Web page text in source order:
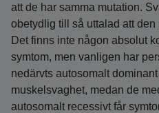
att de har samma mutation.
obetydlig till så uttalad att den
Det finns inte någon absolut
symtom, men vanligen har
nedärvts autosomalt
muskelsvaghet, medan de
autosomalt recessivt får